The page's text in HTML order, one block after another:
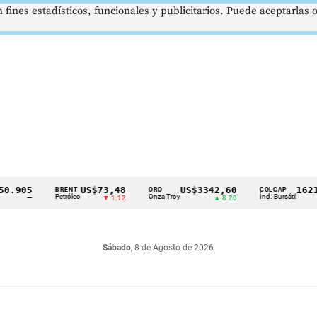
BRENT
Petróleo
US$73,48
▼ 1.12
ORO
Onza Troy
US$3342,60 COLCAP
Índ. Bursátil
1621,34
Sábado, 8 de Agosto de 2026
estadísticos, funcionales y publicitarios. Puede aceptarlas